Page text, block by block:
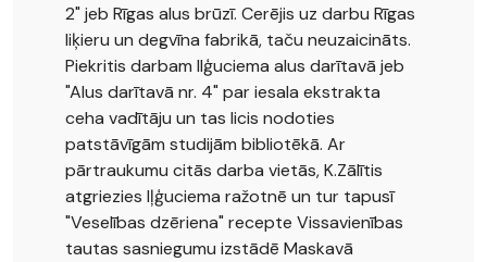
2" jeb Rīgas alus brūzī. Cerējis uz darbu Rīgas
liķieru un degvīna fabrikā, taču neuzaicināts.
Piekritis darbam Ilģuciema alus darītavā jeb
"Alus darītavā nr. 4" par iesala ekstrakta
ceha vadītāju un tas licis nodoties
patstāvīgām studijām bibliotēkā. Ar
pārtraukumu citās darba vietās, K.Zālītis
atgriezies Iļģuciema ražotnē un tur tapusī
"Veselības dzēriena" recepte Vissavienības
tautas sasniegumu izstādē Maskavā